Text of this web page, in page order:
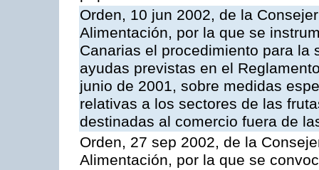
Orden, 10 jun 2002, de la
Alimentación, por la que se
Canarias el procedimiento para
ayudas previstas en el
junio de 2001, sobre medidas
relativas a los sectores de las
destinadas al comercio fuera de
Orden, 27 sep 2002, de la
Alimentación, por la que se